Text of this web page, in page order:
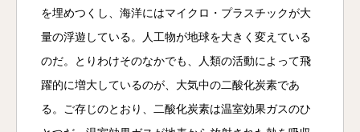
を埋めつくし、海洋にはマイクロ・プラスチックが大
量の浮遊している。人工物が地球を大きく変えている
のだ。とりわけそのなかでも、人類の活動によって飛
躍的に増大しているのが、大気中の二酸化炭素であ
る。ご存じのとおり、二酸化炭素は温室効果ガスのひ